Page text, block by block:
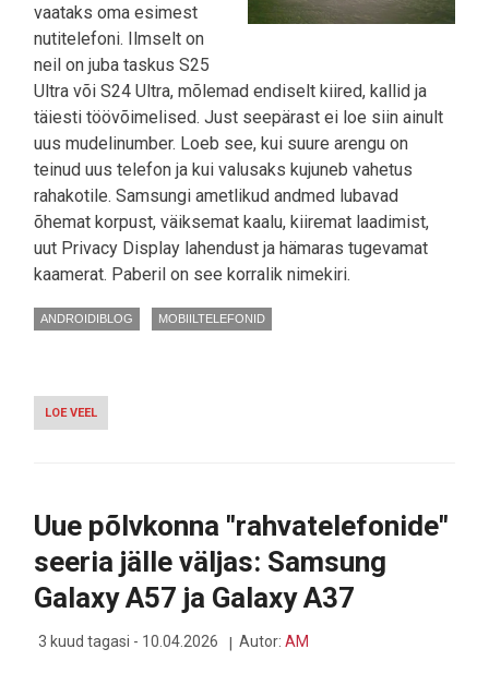
vaataks oma esimest
nutitelefoni. Ilmselt on
neil on juba taskus S25
Ultra või S24 Ultra, mõlemad endiselt kiired, kallid ja
täiesti töövõimelised. Just seepärast ei loe siin ainult
uus mudelinumber. Loeb see, kui suure arengu on
teinud uus telefon ja kui valusaks kujuneb vahetus
rahakotile. Samsungi ametlikud andmed lubavad
õhemat korpust, väiksemat kaalu, kiiremat laadimist,
uut Privacy Display lahendust ja hämaras tugevamat
kaamerat. Paberil on see korralik nimekiri.
ANDROIDIBLOG MOBIILTELEFONID
LOE VEEL
SAMSUNG
JÄLLE
Uue põlvkonna "rahvatelefonide"
seeria jälle väljas: Samsung
Galaxy A57 ja Galaxy A37
3 kuud tagasi - 10.04.2026 Autor: AM